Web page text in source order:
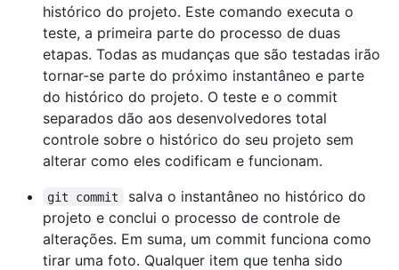
histórico do projeto. Este comando executa o
teste, a primeira parte do processo de duas
etapas. Todas as mudanças que são testadas irão
tornar-se parte do próximo instantâneo e parte
do histórico do projeto. O teste e o commit
separados dão aos desenvolvedores total
controle sobre o histórico do seu projeto sem
alterar como eles codificam e funcionam.
git commit
salva o instantâneo no histórico do
projeto e conclui o processo de controle de
alterações. Em suma, um commit funciona como
tirar uma foto. Qualquer item que tenha sido